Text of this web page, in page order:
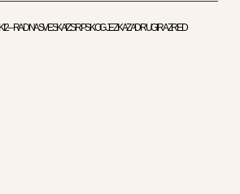
– RADNA SVESKA IZ SRPSKOG JEZIKA ZA DRUGI RAZRED